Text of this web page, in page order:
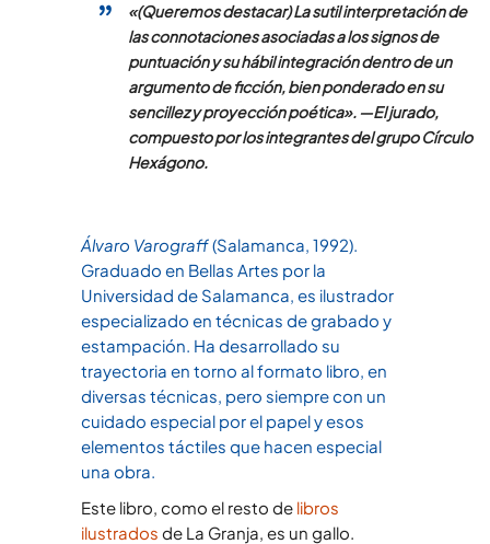
«(Queremos destacar) La sutil interpretación de
las connotaciones asociadas a los signos de
puntuación y su hábil integración dentro de un
argumento de ficción, bien ponderado en su
sencillez y proyección poética». —El jurado,
compuesto por los integrantes del grupo Círculo
Hexágono.
Álvaro Varograff(Salamanca, 1992).
Graduado en Bellas Artes por la
Universidad de Salamanca, es ilustrador
especializado en técnicas de grabado y
estampación. Ha desarrollado su
trayectoria en torno al formato libro, en
diversas técnicas, pero siempre con un
cuidado especial por el papel y esos
elementos táctiles que hacen especial
una obra.
Este libro, como el resto de libros
ilustrados de La Granja, es un gallo.